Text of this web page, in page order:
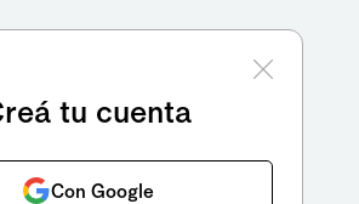
tu cuenta
Con Google